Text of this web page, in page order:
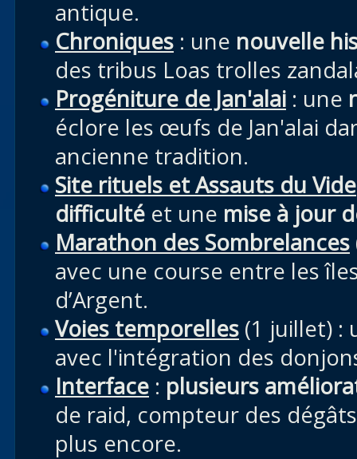
antique.
Chroniques : une nouvelle
des tribus Loas trolles
Progéniture de Jan'alai : une
éclore les œufs de Jan'alai
ancienne tradition.
Site rituels et Assauts du Vide
difficulté et une mise à jour
Marathon des Sombrelances
avec une course entre les
d’Argent.
Voies temporelles (1 juillet) :
avec l'intégration des
Interface : plusieurs
de raid, compteur des
plus encore.